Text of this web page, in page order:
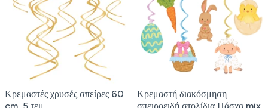
Κρεμαστές χρυσές σπείρες 60
Κρεμαστή διακόσμηση